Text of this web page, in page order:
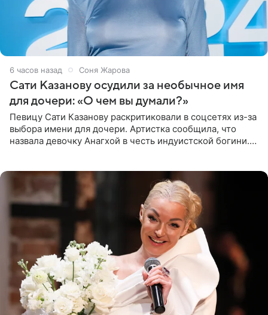
6 часов назад Соня Жарова
Сати Казанову осудили за необычное имя
для дочери: «О чем вы думали?»
Певицу Сати Казанову раскритиковали в соцсетях из-за
выбора имени для дочери. Артистка сообщила, что
назвала девочку Анагхой в честь индуистской богини.